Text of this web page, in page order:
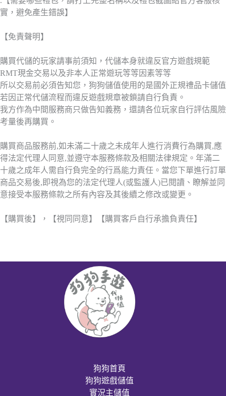
實，避免產生錯誤】
【免責聲明】
購買代儲的玩家請事前須知，代儲本身就違反官方遊戲規範
RMT現金交易以及非本人正常遊玩等等因素等等
所以交易前必須告知您，狗狗儲值使用的是國外正規禮品卡儲值
若因正常代儲流程而違反遊戲規章被鎖請自行負責。
我方作為中間服務商只做告知義務，還請各位玩家自行評估風險
考量後再購買。
購買商品服務前,如未滿二十歲之未成年人進行消費行為購買,應
得法定代理人同意,並遵守本服務條款及相關法律規定。年滿二
十歲之成年人需自行負完全的行爲能力責任。當您下單進行訂單
商品交易後,即視為您的法定代理人(或監護人)已閱讀、瞭解並同
意接受本服務條款之所有內容及其後續之修改或變更。
【購買後】，【視同同意】【購買客戶自行承擔負責任】
狗狗首頁
狗狗遊戲儲值
實況主儲值